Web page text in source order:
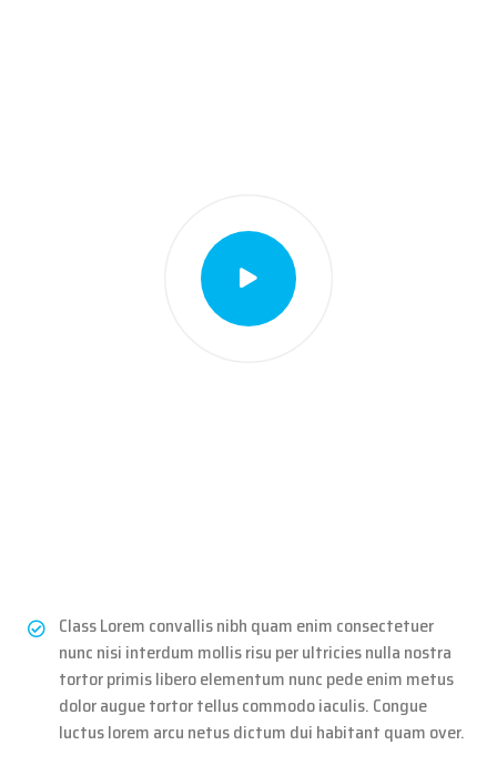
Class Lorem convallis nibh quam enim consectetuer
nunc nisi interdum mollis risu per ultricies nulla nostra
tortor primis libero elementum nunc pede enim metus
dolor augue tortor tellus commodo iaculis. Congue
luctus lorem arcu netus dictum dui habitant quam over.